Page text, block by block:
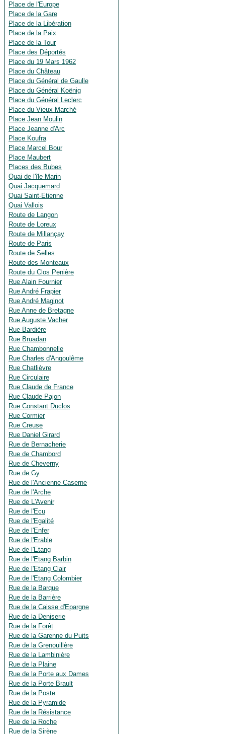
Place de l'Europe
Place de la Gare
Place de la Libération
Place de la Paix
Place de la Tour
Place des Déportés
Place du 19 Mars 1962
Place du Château
Place du Général de Gaulle
Place du Général Koënig
Place du Général Leclerc
Place du Vieux Marché
Place Jean Moulin
Place Jeanne d'Arc
Place Koufra
Place Marcel Bour
Place Maubert
Places des Bubes
Quai de l'île Marin
Quai Jacquemard
Quai Saint-Etienne
Quai Vallois
Route de Langon
Route de Loreux
Route de Millançay
Route de Paris
Route de Selles
Route des Monteaux
Route du Clos Penière
Rue Alain Fournier
Rue André Frapier
Rue André Maginot
Rue Anne de Bretagne
Rue Auguste Vacher
Rue Bardière
Rue Bruadan
Rue Chambonnelle
Rue Charles d'Angoulême
Rue Chatlièvre
Rue Circulaire
Rue Claude de France
Rue Claude Pajon
Rue Constant Duclos
Rue Cormier
Rue Creuse
Rue Daniel Girard
Rue de Bernacherie
Rue de Chambord
Rue de Cheverny
Rue de Gy
Rue de l'Ancienne Caserne
Rue de l'Arche
Rue de L'Avenir
Rue de l'Ecu
Rue de l'Egalité
Rue de l'Enfer
Rue de l'Erable
Rue de l'Etang
Rue de l'Etang Barbin
Rue de l'Etang Clair
Rue de l'Etang Colombier
Rue de la Barque
Rue de la Barrière
Rue de la Caisse d'Epargne
Rue de la Deniserie
Rue de la Forêt
Rue de la Garenne du Puits
Rue de la Grenouillère
Rue de la Lambinière
Rue de la Plaine
Rue de la Porte aux Dames
Rue de la Porte Brault
Rue de la Poste
Rue de la Pyramide
Rue de la Résistance
Rue de la Roche
Rue de la Sirène